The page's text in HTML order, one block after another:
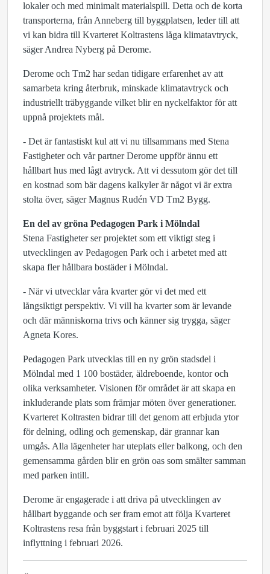
lokaler och med minimalt materialspill. Detta och de korta
transporterna, från Anneberg till byggplatsen, leder till att
vi kan bidra till Kvarteret Koltrastens låga klimatavtryck,
säger Andrea Nyberg på Derome.
Derome och Tm2 har sedan tidigare erfarenhet av att
samarbeta kring återbruk, minskade klimatavtryck och
industriellt träbyggande vilket blir en nyckelfaktor för att
uppnå projektets mål.
- Det är fantastiskt kul att vi nu tillsammans med Stena
Fastigheter och vår partner Derome uppför ännu ett
hållbart hus med lågt avtryck. Att vi dessutom gör det till
en kostnad som bär dagens kalkyler är något vi är extra
stolta över, säger Magnus Rudén VD Tm2 Bygg.
En del av gröna Pedagogen Park i Mölndal
Stena Fastigheter ser projektet som ett viktigt steg i
utvecklingen av Pedagogen Park och i arbetet med att
skapa fler hållbara bostäder i Mölndal.
- När vi utvecklar våra kvarter gör vi det med ett
långsiktigt perspektiv. Vi vill ha kvarter som är levande
och där människorna trivs och känner sig trygga, säger
Agneta Kores.
Pedagogen Park utvecklas till en ny grön stadsdel i
Mölndal med 1 100 bostäder, äldreboende, kontor och
olika verksamheter. Visionen för området är att skapa en
inkluderande plats som främjar möten över generationer.
Kvarteret Koltrasten bidrar till det genom att erbjuda ytor
för delning, odling och gemenskap, där grannar kan
umgås. Alla lägenheter har uteplats eller balkong, och den
gemensamma gården blir en grön oas som smälter samman
med parken intill.
Derome är engagerade i att driva på utvecklingen av
hållbart byggande och ser fram emot att följa Kvarteret
Koltrastens resa från byggstart i februari 2025 till
inflyttning i februari 2026.